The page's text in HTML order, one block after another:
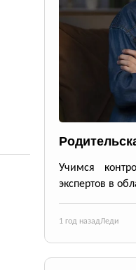
Учимся
экспертов в
1 год назадЛеди